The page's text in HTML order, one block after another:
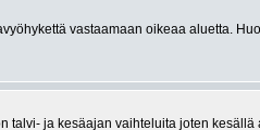
vastaamaan oikeaa aluetta.
talvi- ja kesäajan vaihteluita joten